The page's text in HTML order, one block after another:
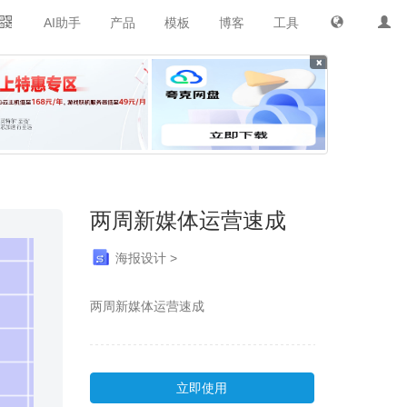
工具
博客
模板
产品
AI助手
×
两周新媒体运营速成
海报设计 >
两周新媒体运营速成
立即使用